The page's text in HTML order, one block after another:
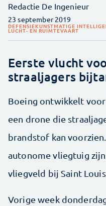
Redactie De Ingenieur
23 september 2019
DEFENSIEKUNSTMATIGE
LUCHT- EN RUIMTEVAART
Eerste vlucht
straaljagers
Boeing ontwikkelt
een drone die
brandstof kan
autonome vliegtuig
vliegveld bij Saint Louis.
Vorige week